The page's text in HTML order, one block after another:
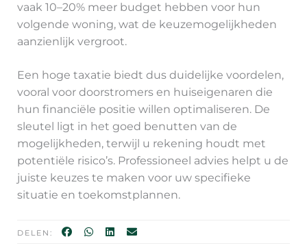
vaak 10–20% meer budget hebben voor hun
volgende woning, wat de keuzemogelijkheden
aanzienlijk vergroot.
Een hoge taxatie biedt dus duidelijke voordelen,
vooral voor doorstromers en huiseigenaren die
hun financiële positie willen optimaliseren. De
sleutel ligt in het goed benutten van de
mogelijkheden, terwijl u rekening houdt met
potentiële risico’s. Professioneel advies helpt u de
juiste keuzes te maken voor uw specifieke
situatie en toekomstplannen.
DELEN: